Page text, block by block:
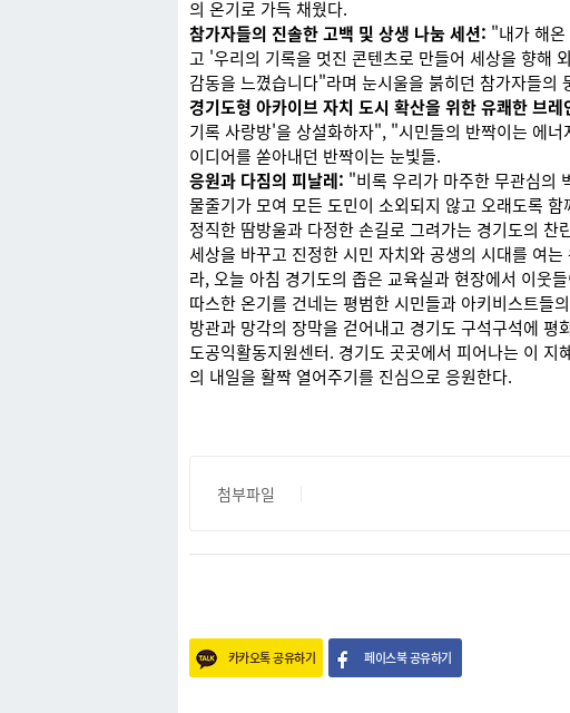
의 온기로 가득 채웠다.
참가자들의 진솔한 고백 및 상생 나눔 세션: "내가 해
고 '우리의 기록을 멋진 콘텐츠로 만들어 세상을 향해
감동을 느꼈습니다"라며 눈시울을 붉히던 참가자들의
경기도형 아카이브 자치 도시 확산을 위한 유쾌한 브레
기록 사랑방'을 상설화하자", "시민들의 반짝이는 에
이디어를 쏟아내던 반짝이는 눈빛들.
응원과 다짐의 피날레: "비록 우리가 마주한 무관심의
물줄기가 모여 모든 도민이 소외되지 않고 오래도록
정직한 땀방울과 다정한 손길로 그려가는 경기도의 찬
세상을 바꾸고 진정한 시민 자치와 공생의 시대를 여
라, 오늘 아침 경기도의 좁은 교육실과 현장에서 이웃
따스한 온기를 건네는 평범한 시민들과 아키비스트들
방관과 망각의 장막을 걷어내고 경기도 구석구석에
도공익활동지원센터. 경기도 곳곳에서 피어나는 이
의 내일을 활짝 열어주기를 진심으로 응원한다.
첨부파일
카카오톡 공유하기 페이스북 공유하기